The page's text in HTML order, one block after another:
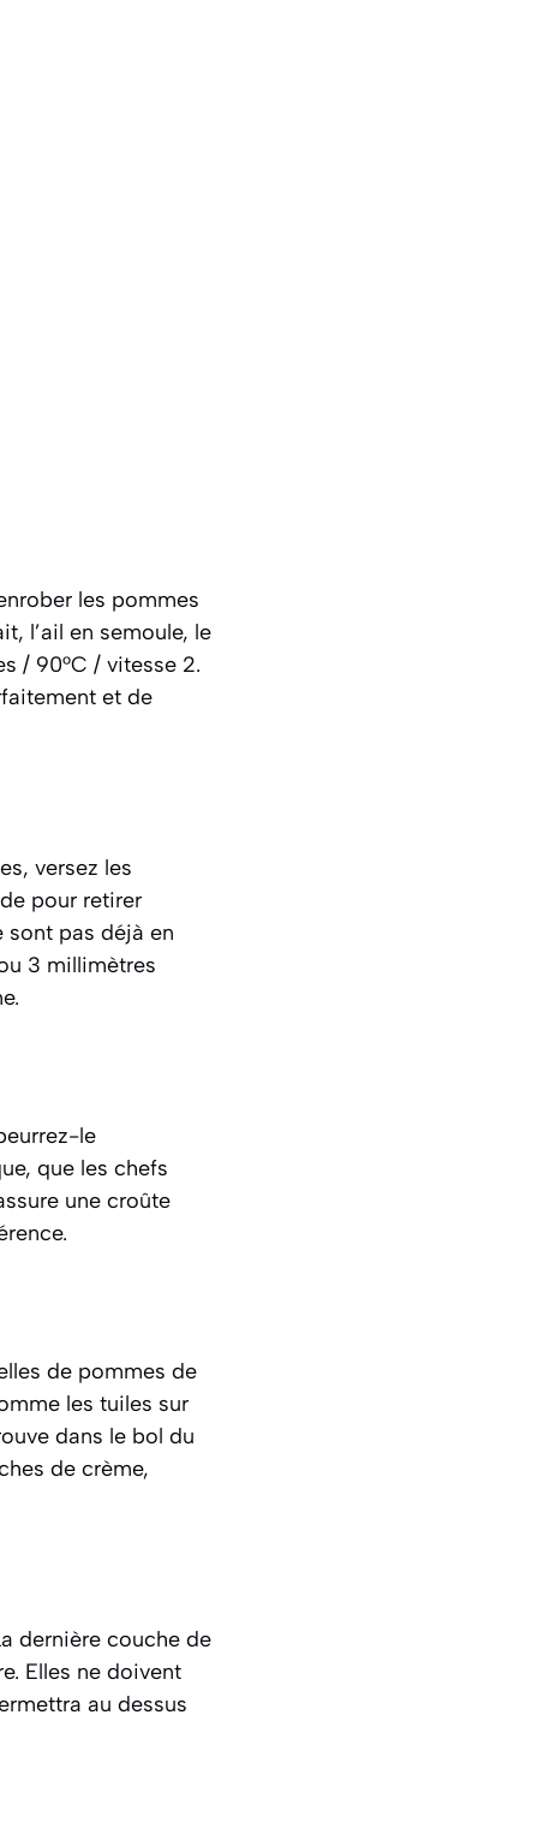
les pommes
l’ail en semoule, le
/ 90°C / vitesse 2.
et de
versez les
pour retirer
sont pas déjà en
3 millimètres
le
que les chefs
une croûte
de pommes de
les tuiles sur
dans le bol du
de crème,
dernière couche de
Elles ne doivent
au dessus